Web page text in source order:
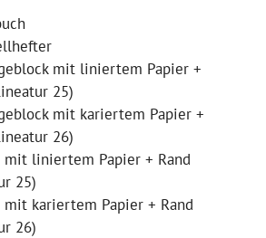
mit liniertem Papier +
25)
mit kariertem Papier +
26)
mit liniertem Papier + Rand
25)
mit kariertem Papier + Rand
26)